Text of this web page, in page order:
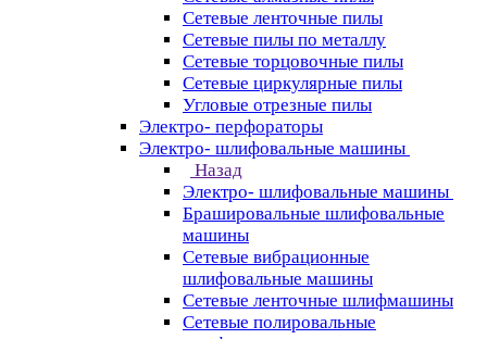
Сетевые ленточные пилы
Сетевые пилы по металлу
Сетевые торцовочные пилы
Сетевые циркулярные пилы
Угловые отрезные пилы
Электро- перфораторы
Электро- шлифовальные машины
Назад
Электро- шлифовальные машины
Брашировальные шлифовальные
машины
Сетевые вибрационные
шлифовальные машины
Сетевые ленточные шлифмашины
Сетевые полировальные